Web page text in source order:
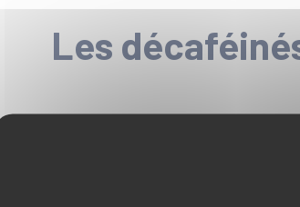
Les